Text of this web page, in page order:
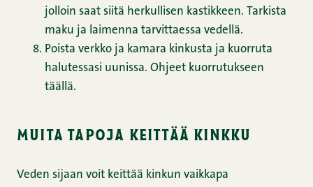
jolloin saat siitä herkullisen kastikkeen. Tarkista
maku ja laimenna tarvittaessa vedellä.
Poista verkko ja kamara kinkusta ja kuorruta
halutessasi uunissa. Ohjeet kuorrutukseen
täällä.
muita tapoja keittää kinkku
Veden sijaan voit keittää kinkun vaikkapa